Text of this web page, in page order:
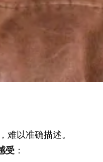
难以准确描述。
受 ：